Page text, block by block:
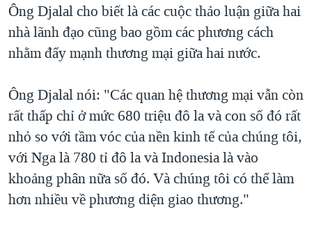
Ông Djalal cho biết là các cuộc thảo luận giữa hai
nhà lãnh đạo cũng bao gồm các phương cách
nhằm đẩy mạnh thương mại giữa hai nước.
Ông Djalal nói: "Các quan hệ thương mại vẫn còn
rất thấp chỉ ở mức 680 triệu đô la và con số đó rất
nhỏ so với tầm vóc của nền kinh tế của chúng tôi,
với Nga là 780 tỉ đô la và Indonesia là vào
khoảng phân nữa số đó. Và chúng tôi có thể làm
hơn nhiều về phương diện giao thương."